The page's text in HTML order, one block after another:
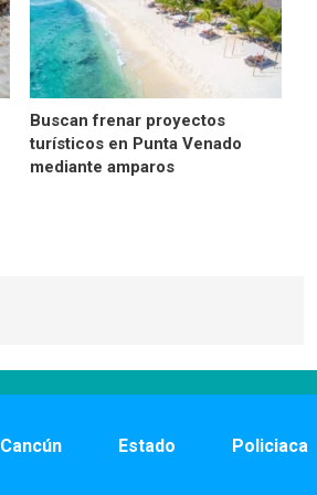
Buscan frenar proyectos
turísticos en Punta Venado
mediante amparos
Cancún Estado Policiaca